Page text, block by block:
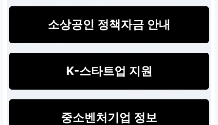
소상공인 정책자금 안내
K-스타트업 지원
중소벤처기업 정보